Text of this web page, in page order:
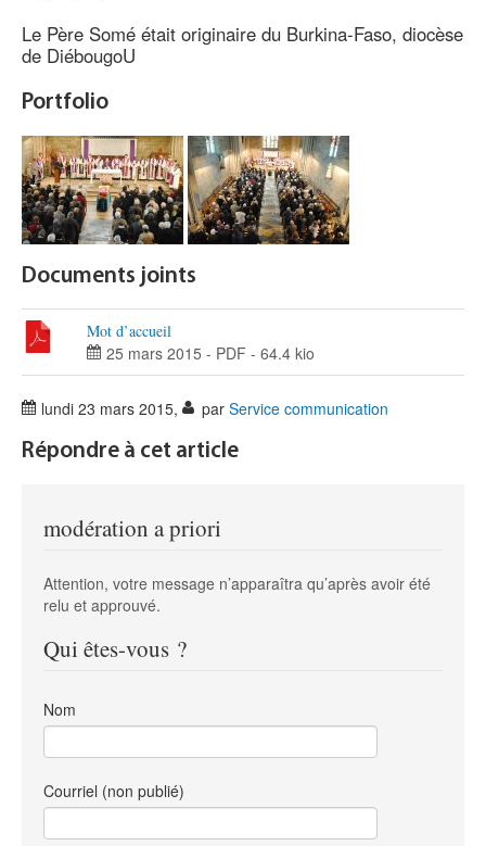
Le Père Somé était originaire du Burkina-Faso, diocèse
de DiébougoU
Portfolio
Documents joints
Mot d’accueil
25 mars 2015 - PDF - 64.4 kio
lundi 23 mars 2015, par Service communication
Répondre à cet article
modération a priori
Attention, votre message n’apparaîtra qu’après avoir été
relu et approuvé.
Qui êtes-vous ?
Nom
Courriel (non publié)